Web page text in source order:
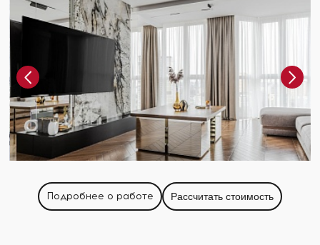
Подробнее о работе Рассчитать стоимость